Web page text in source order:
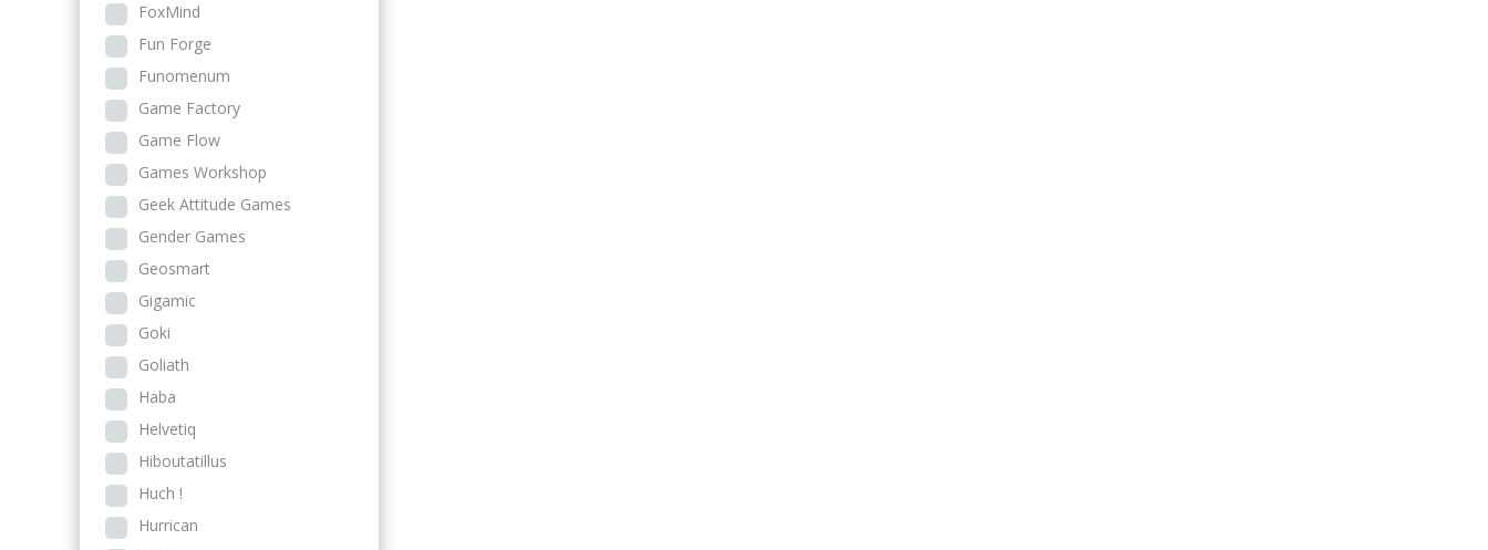
FoxMind
Fun Forge
Funomenum
Game Factory
Game Flow
Games Workshop
Geek Attitude Games
Gender Games
Geosmart
Gigamic
Goki
Goliath
Haba
Helvetiq
Hiboutatillus
Huch !
Hurrican